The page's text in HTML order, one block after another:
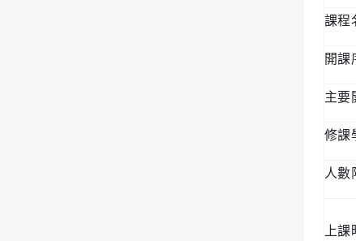
課程
開課
主要
修課
人數
上